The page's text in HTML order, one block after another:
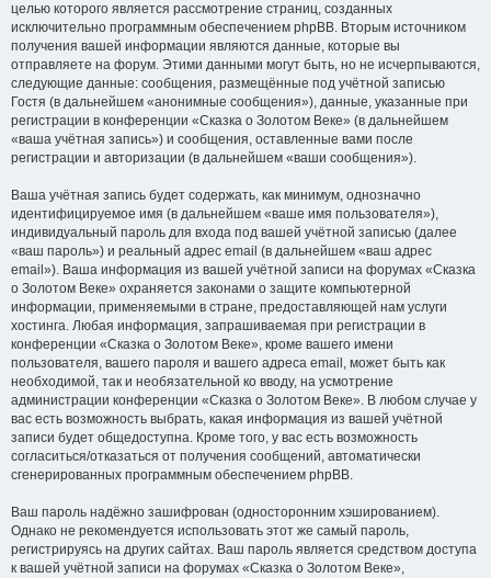
целью которого является рассмотрение страниц, созданных
исключительно программным обеспечением phpBB. Вторым источником
получения вашей информации являются данные, которые вы
отправляете на форум. Этими данными могут быть, но не исчерпываются,
следующие данные: сообщения, размещённые под учётной записью
Гостя (в дальнейшем «анонимные сообщения»), данные, указанные при
регистрации в конференции «Сказка о Золотом Веке» (в дальнейшем
«ваша учётная запись») и сообщения, оставленные вами после
регистрации и авторизации (в дальнейшем «ваши сообщения»).
Ваша учётная запись будет содержать, как минимум, однозначно
идентифицируемое имя (в дальнейшем «ваше имя пользователя»),
индивидуальный пароль для входа под вашей учётной записью (далее
«ваш пароль») и реальный адрес email (в дальнейшем «ваш адрес
email»). Ваша информация из вашей учётной записи на форумах «Сказка
о Золотом Веке» охраняется законами о защите компьютерной
информации, применяемыми в стране, предоставляющей нам услуги
хостинга. Любая информация, запрашиваемая при регистрации в
конференции «Сказка о Золотом Веке», кроме вашего имени
пользователя, вашего пароля и вашего адреса email, может быть как
необходимой, так и необязательной ко вводу, на усмотрение
администрации конференции «Сказка о Золотом Веке». В любом случае у
вас есть возможность выбрать, какая информация из вашей учётной
записи будет общедоступна. Кроме того, у вас есть возможность
согласиться/отказаться от получения сообщений, автоматически
сгенерированных программным обеспечением phpBB.
Ваш пароль надёжно зашифрован (односторонним хэшированием).
Однако не рекомендуется использовать этот же самый пароль,
регистрируясь на других сайтах. Ваш пароль является средством доступа
к вашей учётной записи на форумах «Сказка о Золотом Веке»,